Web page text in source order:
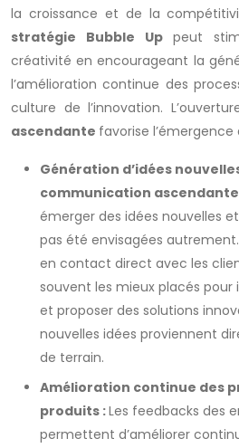
la croissance et de la
stratégie Bubble Up peut
créativité en encourageant la
l’amélioration continue des
culture de l’innovation.
ascendante favorise l’émergence
Génération d’idées
communication ascendante
émerger des idées nouvelles
pas été envisagées
en contact direct avec les
souvent les mieux placés
et proposer des solutions
nouvelles idées proviennent
de terrain.
Amélioration continue des
produits :Les feedbacks des
permettent d’améliorer